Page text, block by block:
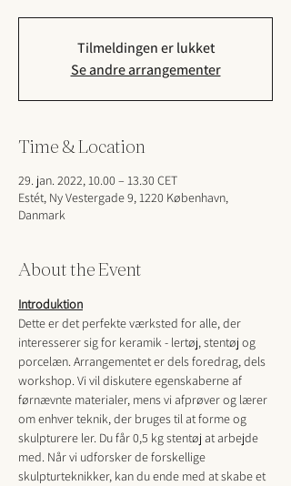
Tilmeldingen er lukket
Se andre arrangementer
Time & Location
29. jan. 2022, 10.00 – 13.30 CET
Estét, Ny Vestergade 9, 1220 København,
Danmark
About the Event
Introduktion
Dette er det perfekte værksted for alle, der
interesserer sig for keramik - lertøj, stentøj og
porcelæn. Arrangementet er dels foredrag, dels
workshop. Vi vil diskutere egenskaberne af
førnævnte materialer, mens vi afprøver og lærer
om enhver teknik, der bruges til at forme og
skulpturere ler. Du får 0,5 kg stentøj at arbejde
med. Når vi udforsker de forskellige
skulpturteknikker, kan du ende med at skabe et